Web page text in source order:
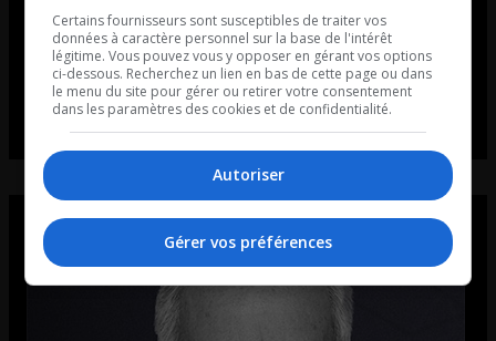
Certains fournisseurs sont susceptibles de traiter vos
données à caractère personnel sur la base de l'intérêt
légitime. Vous pouvez vous y opposer en gérant vos options
ci-dessous. Recherchez un lien en bas de cette page ou dans
le menu du site pour gérer ou retirer votre consentement
dans les paramètres des cookies et de confidentialité.
Autoriser
Gérer vos préférences